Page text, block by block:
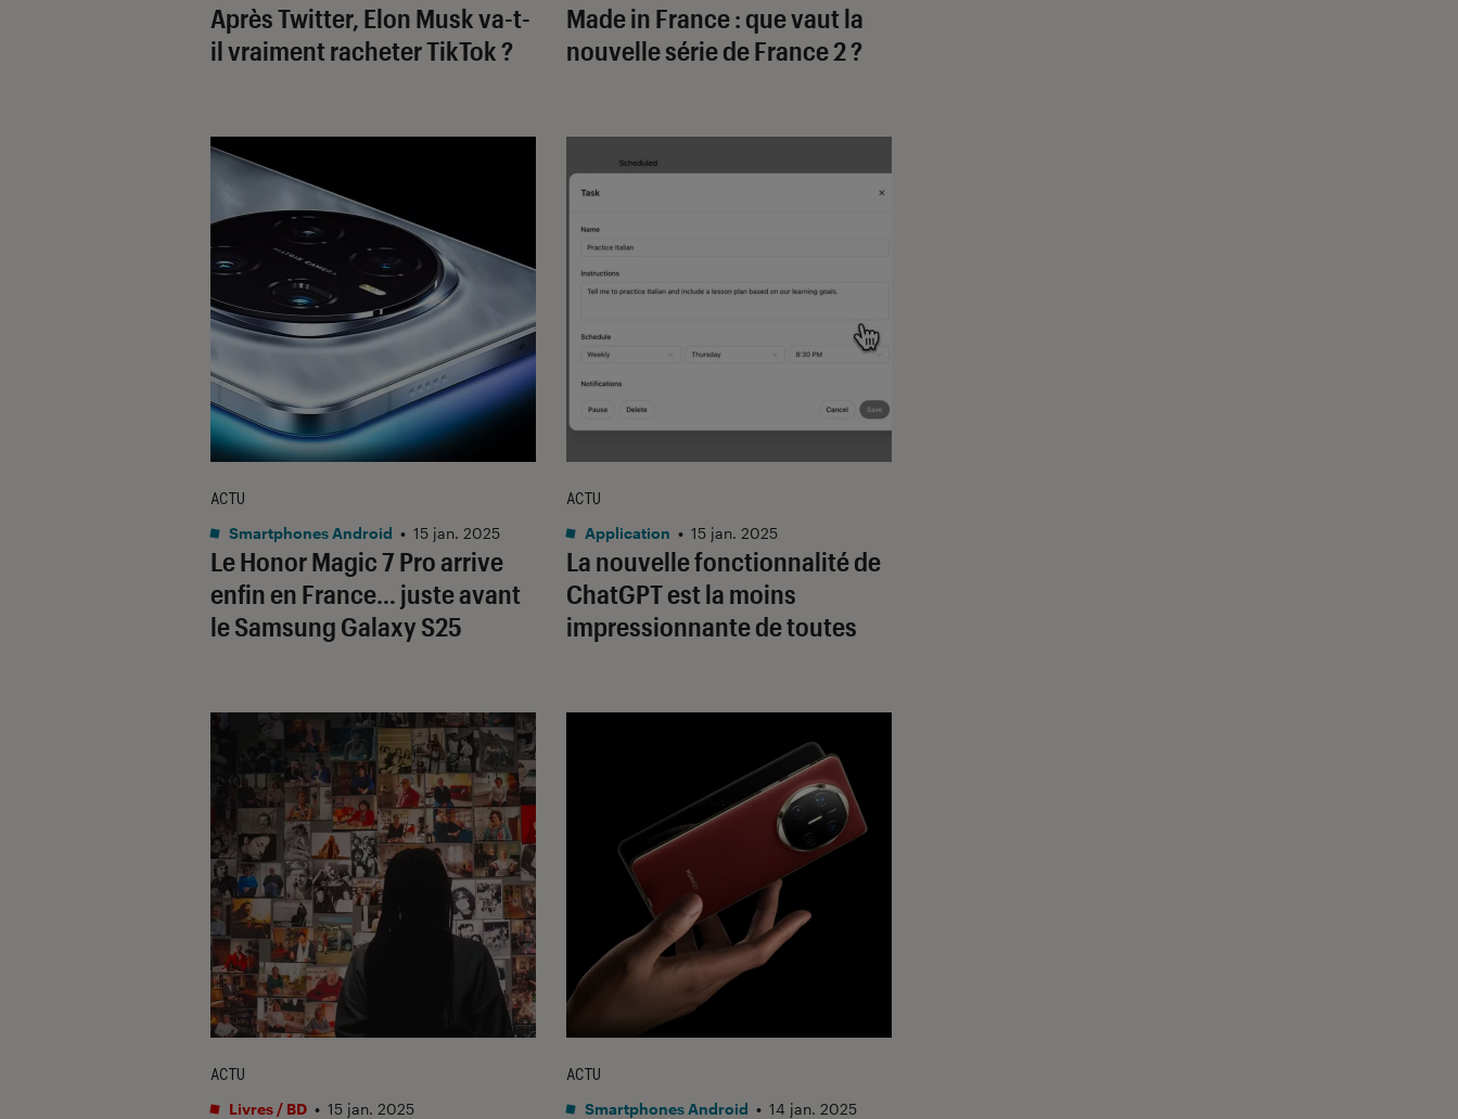
Après Twitter, Elon Musk va-t-
il vraiment racheter TikTok ?
Made in France: que vaut la
nouvelle série de France 2 ?
Le Honor Magic 7 Pro arrive
enfin en France… juste avant
le Samsung Galaxy S25
ACTU
Smartphones Android • 15 jan. 2025
La nouvelle fonctionnalité de
ChatGPT est la moins
impressionnante de toutes
ACTU
Application • 15 jan. 2025
ACTU
Livres / BD • 15 jan. 2025
ACTU
Smartphones Android • 14 jan. 2025